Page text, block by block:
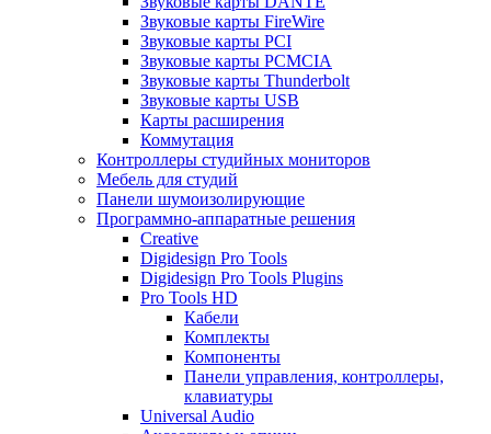
Звуковые карты FireWire
Звуковые карты PCI
Звуковые карты PCMCIA
Звуковые карты Thunderbolt
Звуковые карты USB
Карты расширения
Коммутация
Контроллеры студийных мониторов
Мебель для студий
Панели шумоизолирующие
Программно-аппаратные решения
Creative
Digidesign Pro Tools
Digidesign Pro Tools Plugins
Pro Tools HD
Кабели
Комплекты
Компоненты
Панели управления, контроллеры,
клавиатуры
Universal Audio